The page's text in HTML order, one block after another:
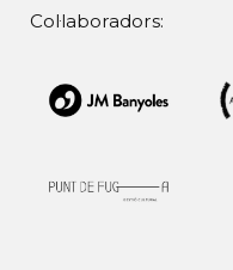
Col·laboradors: